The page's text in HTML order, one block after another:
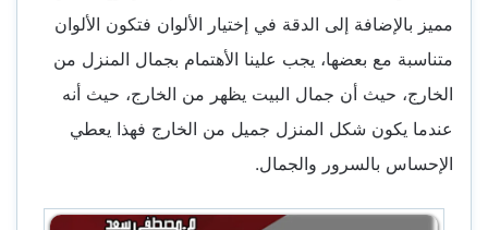
مميز بالإضافة إلى الدقة في إختيار الألوان فتكون الألوان
متناسبة مع بعضها، يجب علينا الأهتمام بجمال المنزل من
الخارج، حيث أن جمال البيت يظهر من الخارج، حيث أنه
عندما يكون شكل المنزل جميل من الخارج فهذا يعطي
الإحساس بالسرور والجمال.